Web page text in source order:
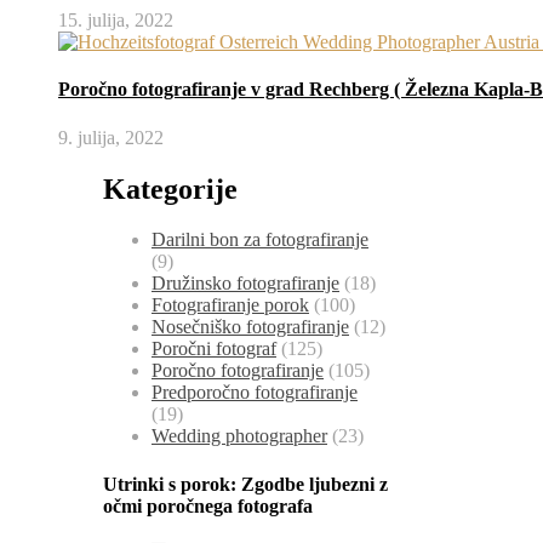
15. julija, 2022
Poročno fotografiranje v grad Rechberg ( Železna Kapla-
9. julija, 2022
Kategorije
Darilni bon za fotografiranje
(9)
Družinsko fotografiranje (18)
Fotografiranje porok (100)
Nosečniško fotografiranje (12)
Poročni fotograf(125)
Poročno fotografiranje (105)
Predporočno fotografiranje
(19)
Wedding photographer(23)
Utrinki s porok: Zgodbe ljubezni z
očmi poročnega fotografa